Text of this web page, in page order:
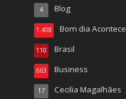
Blog
4
Bom dia Acontece
1.408
Brasil
110
Business
663
Cecilia Magalhães
17